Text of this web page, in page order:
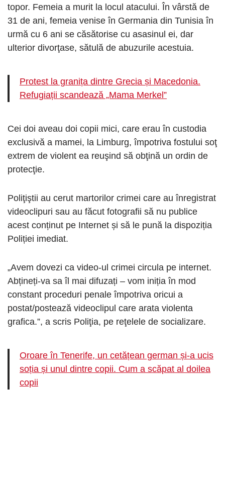
topor. Femeia a murit la locul atacului. În vârstă de
31 de ani, femeia venise în Germania din Tunisia în
urmă cu 6 ani se căsătorise cu asasinul ei, dar
ulterior divorţase, sătulă de abuzurile acestuia.
Protest la granița dintre Grecia și Macedonia.
Refugiații scandează „Mama Merkel”
Cei doi aveau doi copii mici, care erau în custodia
exclusivă a mamei, la Limburg, împotriva fostului soţ
extrem de violent ea reuşind să obţină un ordin de
protecţie.
Poliţiştii au cerut martorilor crimei care au înregistrat
videoclipuri sau au făcut fotografii să nu publice
acest conținut pe Internet și să le pună la dispoziția
Poliției imediat.
„Avem dovezi ca video-ul crimei circula pe internet.
Abțineți-va sa îl mai difuzați – vom iniția în mod
constant proceduri penale împotriva oricui a
postat/postează videoclipul care arata violenta
grafica.”, a scris Poliţia, pe reţelele de socializare.
Oroare în Tenerife, un cetățean german și-a ucis
soția și unul dintre copii. Cum a scăpat al doilea
copii